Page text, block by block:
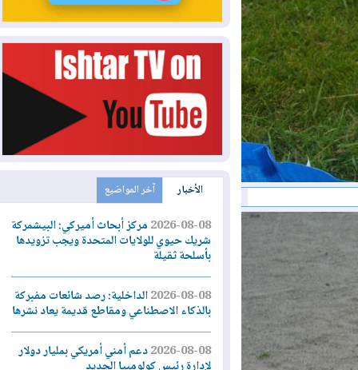
الأخبار آخر المواضيع
2026-08-08مركز أبحاث أميركي: البيشمركة
شريك حيوي للولايات المتحدة ويجب تزويدها
بأسلحة ثقيلة
2026-08-08الداخلية: رصد شائعات مفبركة
بالذكاء الاصطناعي ومقاطع قديمة يعاد نشرها
2026-08-08دعم أمني أمريكي بمليار دولار